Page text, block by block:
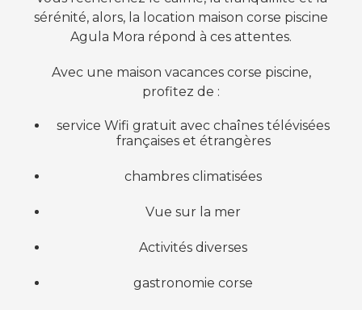
sérénité, alors, la location maison corse piscine
Agula Mora répond à ces attentes.
Avec une maison vacances corse piscine,
profitez de :
service Wifi gratuit avec chaînes télévisées
françaises et étrangères
chambres climatisées
Vue sur la mer
Activités diverses
gastronomie corse